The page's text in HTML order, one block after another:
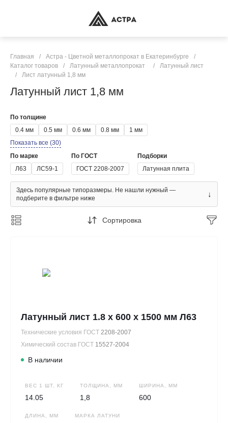
Главная / Астра - Цветной металлопрокат в Екатеринбурге
/
Каталог товаров
/ Латунный металлопрокат /
Латунный лист
/
Лист латунный 1,8 мм
Латунный лист 1,8 мм
По толщине
0.4 мм
0.5 мм 0.6 мм 0.8 мм
1 мм
Показать все (30)
По марке
Л63
ЛС59-1
По ГОСТ
ГОСТ 2208-2007
Подборки
Латунная плита
Здесь популярные типоразмеры. Не нашли нужный —
подберите в фильтре ниже
↓
Сортировка
Латунный лист 1.8 х 600 х 1500 мм Л63
Технические условия ГОСТ 2208-2007
Химический состав ГОСТ 15527-2004
В наличии
ВЕС 1 ШТ, КГ
14.05
ТОЛЩИНА, ММ
1,8
ШИРИНА, ММ
600
ДЛИНА, ММ МАРКА ЛАТУНИ